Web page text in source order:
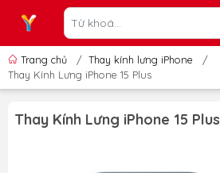
Trang chủ / Thay kính lưng iPhone
/
Thay Kính Lưng iPhone 15 Plus
Thay Kính Lưng iPhone 15 Plus